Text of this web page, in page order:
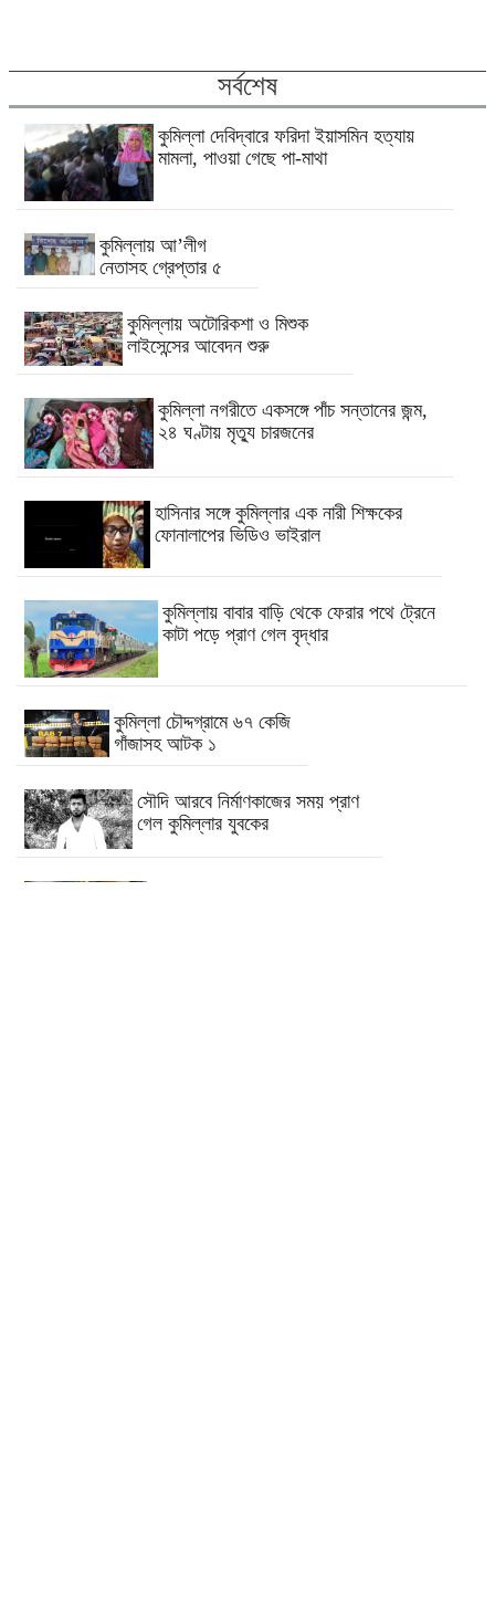
সর্বশেষ
কুমিল্লা দেবিদ্বারে ফরিদা ইয়াসমিন হত্যায়
মামলা, পাওয়া গেছে পা-মাথা
কুমিল্লায় আ’লীগ
নেতাসহ গ্রেপ্তার ৫
কুমিল্লায় অটোরিকশা ও মিশুক
লাইসেন্সের আবেদন শুরু
কুমিল্লা নগরীতে একসঙ্গে পাঁচ সন্তানের জন্ম,
২৪ ঘণ্টায় মৃত্যু চারজনের
হাসিনার সঙ্গে কুমিল্লার এক নারী শিক্ষকের
ফোনালাপের ভিডিও ভাইরাল
কুমিল্লায় বাবার বাড়ি থেকে ফেরার পথে ট্রেনে
কাটা পড়ে প্রাণ গেল বৃদ্ধার
কুমিল্লা চৌদ্দগ্রামে ৬৭ কেজি
গাঁজাসহ আটক ১
সৌদি আরবে নির্মাণকাজের সময় প্রাণ
গেল কুমিল্লার যুবকের